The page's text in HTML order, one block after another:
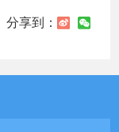
分享到：